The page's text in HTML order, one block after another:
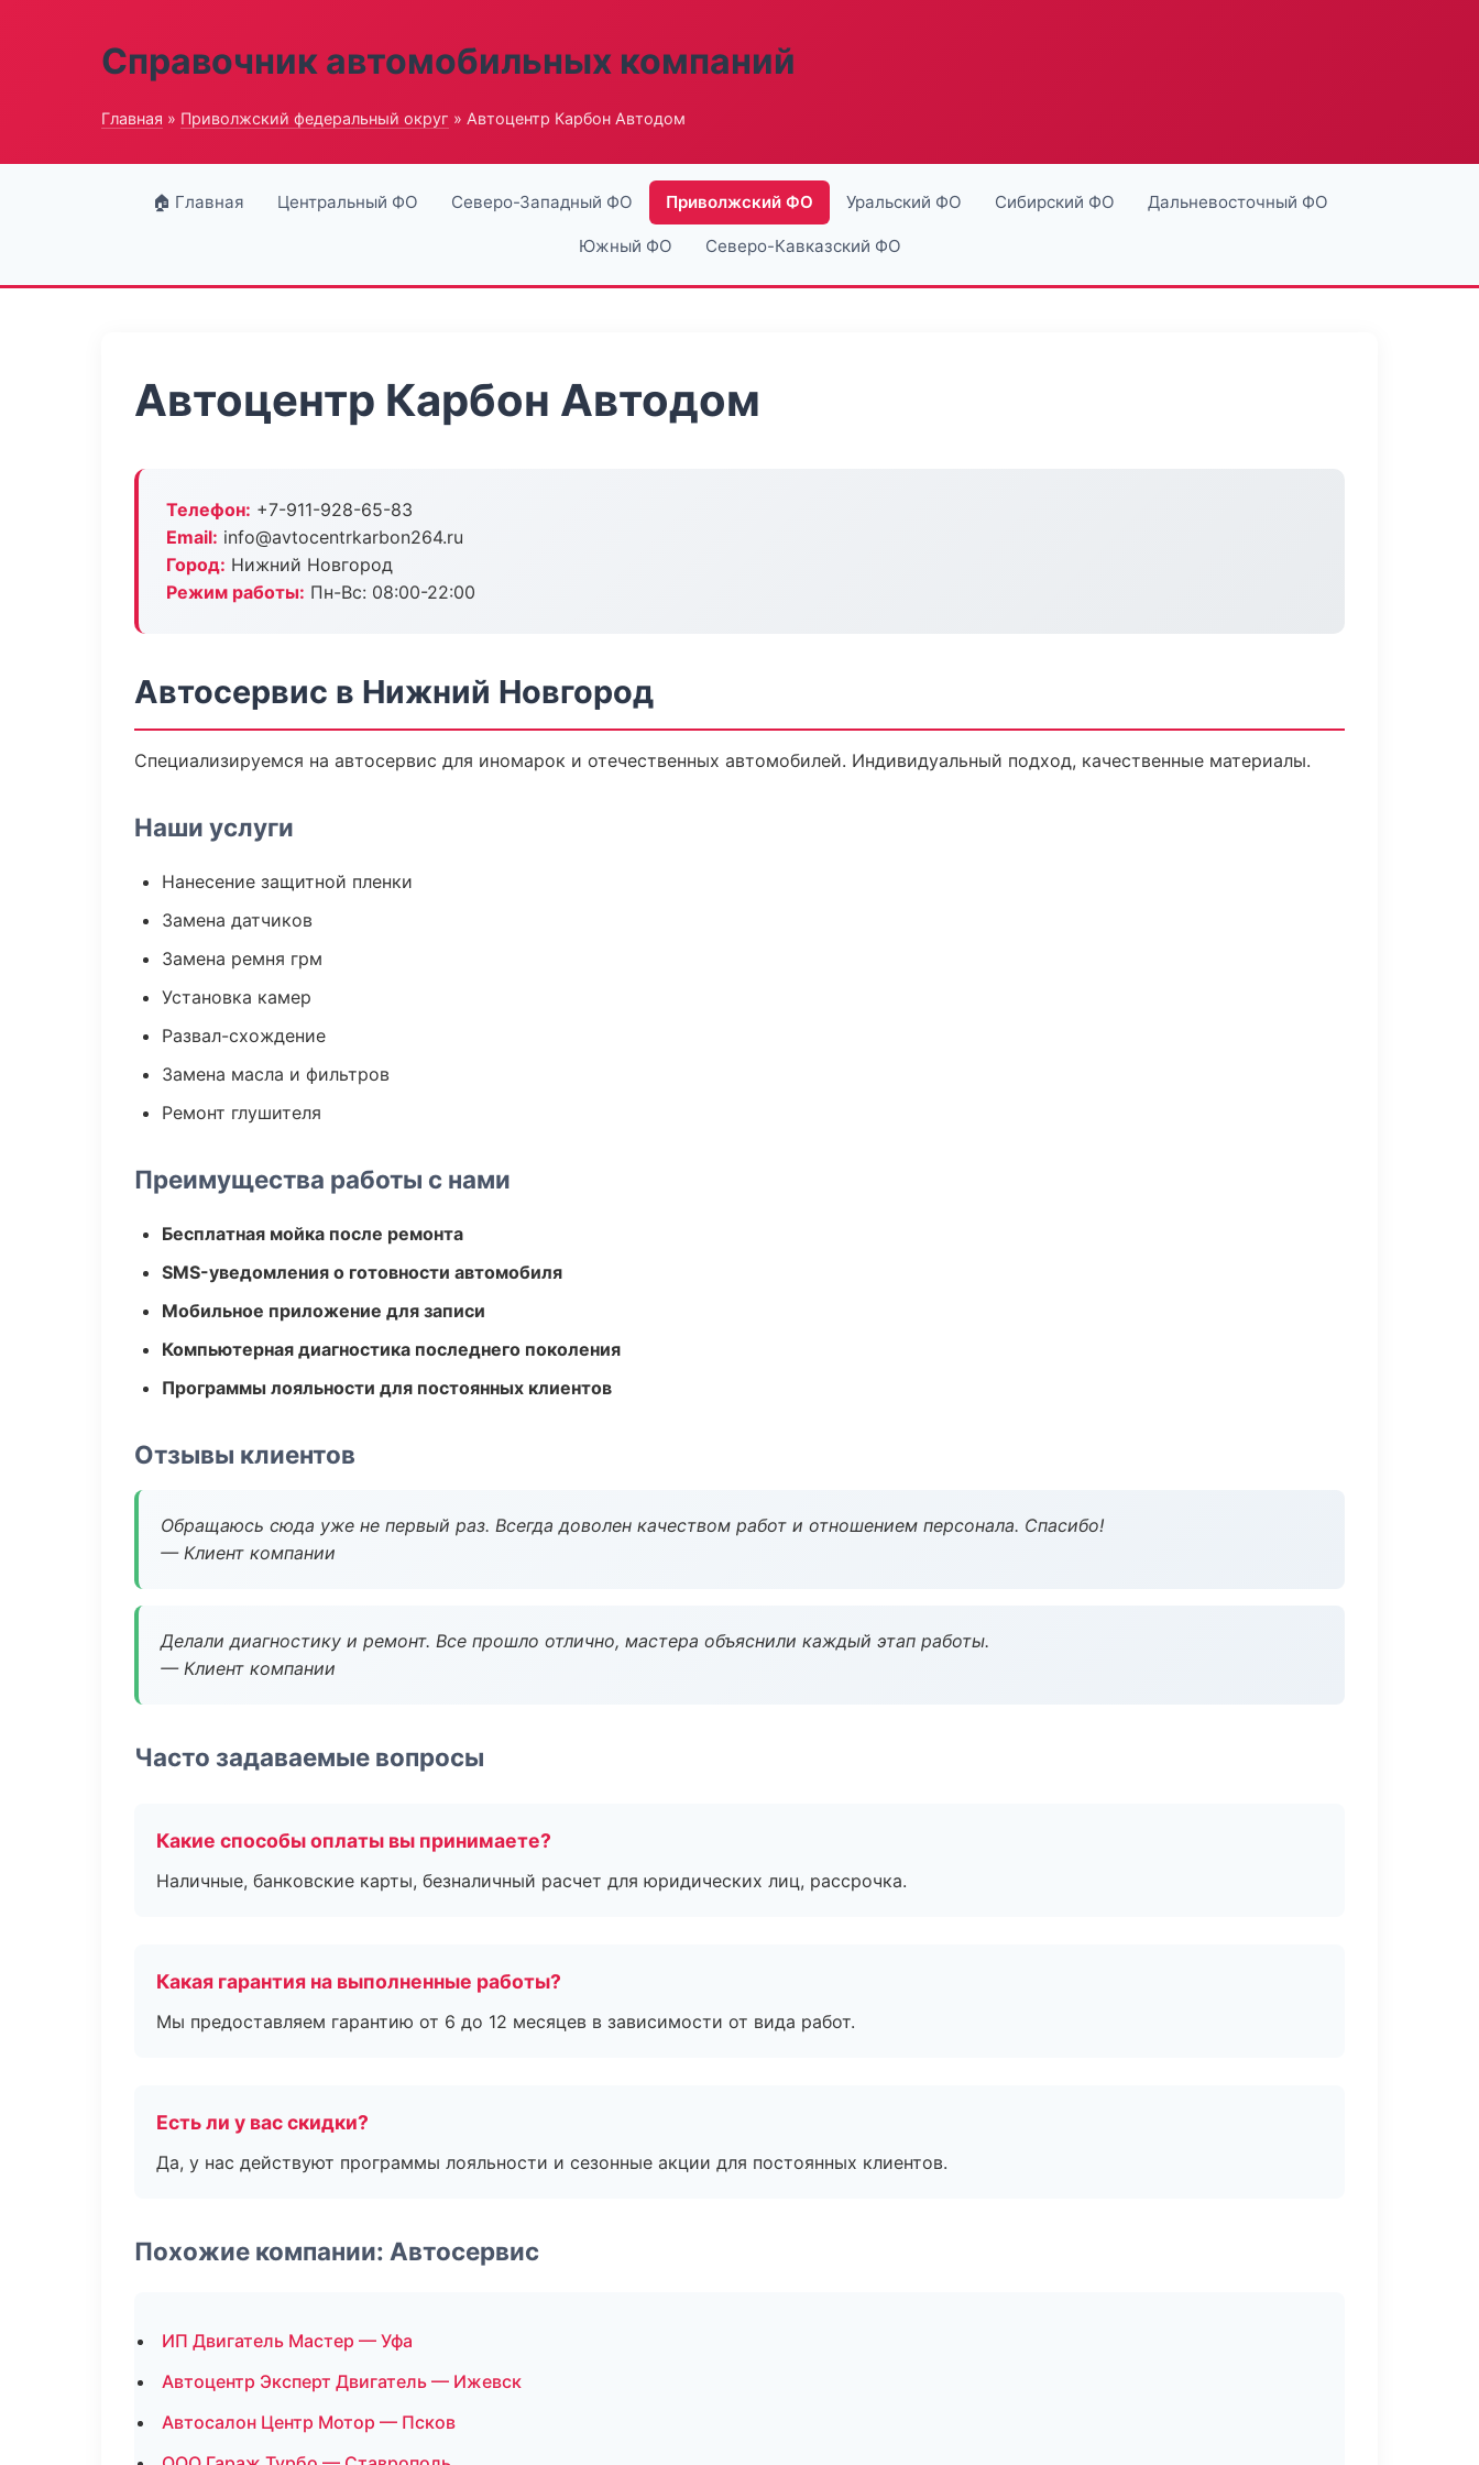
Справочник автомобильных компаний
Главная » Приволжский федеральный округ » Автоцентр Карбон Автодом
🏠 Главная Центральный ФО Северо-Западный ФО Приволжский ФО Уральский ФО Сибирский ФО Дальневосточный ФО
Южный ФО Северо-Кавказский ФО
Автоцентр Карбон Автодом
Телефон: +7-911-928-65-83
Email: info@avtocentrkarbon264.ru
Город: Нижний Новгород
Режим работы: Пн-Вс: 08:00-22:00
Автосервис в Нижний Новгород
Специализируемся на автосервис для иномарок и отечественных автомобилей. Индивидуальный подход, качественные материалы.
Наши услуги
Нанесение защитной пленки
Замена датчиков
Замена ремня грм
Установка камер
Развал-схождение
Замена масла и фильтров
Ремонт глушителя
Преимущества работы с нами
Бесплатная мойка после ремонта
SMS-уведомления о готовности автомобиля
Мобильное приложение для записи
Компьютерная диагностика последнего поколения
Программы лояльности для постоянных клиентов
Отзывы клиентов
Обращаюсь сюда уже не первый раз. Всегда доволен качеством работ и отношением персонала. Спасибо!
— Клиент компании
Делали диагностику и ремонт. Все прошло отлично, мастера объяснили каждый этап работы.
— Клиент компании
Часто задаваемые вопросы
Какие способы оплаты вы принимаете?
Наличные, банковские карты, безналичный расчет для юридических лиц, рассрочка.
Какая гарантия на выполненные работы?
Мы предоставляем гарантию от 6 до 12 месяцев в зависимости от вида работ.
Есть ли у вас скидки?
Да, у нас действуют программы лояльности и сезонные акции для постоянных клиентов.
Похожие компании: Автосервис
ИП Двигатель Мастер — Уфа
Автоцентр Эксперт Двигатель — Ижевск
Автосалон Центр Мотор — Псков